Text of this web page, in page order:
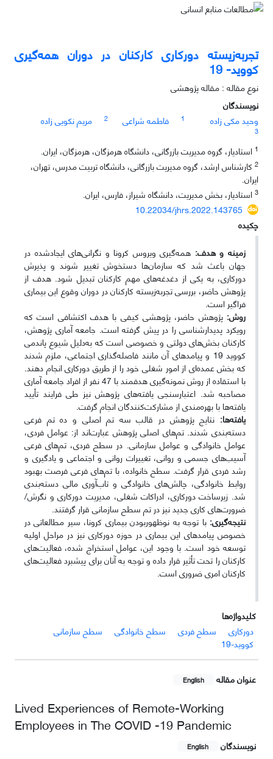
تجربه‌زیسته دورکاری کارکنان در دوران ‌همه‌گیری
کووید- 19
نوع مقاله : مقاله پژوهشی
نویسندگان
وحید مکی زاده
1 فاطمه شراعی 2 مریم نکویی زاده
3
1 استادیار، گروه مدیریت بازرگانی، دانشگاه هرمزگان، هرمزگان، ایران.
2 کارشناس ارشد، گروه مدیریت بازرگانی، دانشگاه تربیت مدرس، تهران،
ایران.
3 استادیار، بخش مدیریت، دانشگاه شیراز، فارس، ایران.
10.22034/jhrs.2022.143765
چکیده
زمینه و هدف: همه‌گیری ویروس کرونا و نگرانی‌های ایجادشده در
جهان باعث شد که سازمان‌ها دستخوش تغییر شوند و پذیرش
دورکاری، به یکی از دغدغه‌های مهم کارکنان تبدیل شود. هدف از
پژوهش حاضر، بررسی تجربه‌زیسته کارکنان در دوران وقوع این بیماری
فراگیر است.
روش:پژوهش حاضر، پژوهشی کیفی با هدف اکتشافی است که
رویکرد پدیدارشناسی را در پیش گرفته است. جامعه آماری پژوهش،
کارکنان بخش‌های دولتی و خصوصی است که به‌دلیل شیوع پاندمی
کووید 19 و پیامدهای آن مانند فاصله‌گذاری اجتماعی، ملزم شدند
که بخش عمده‌ای از امور شغلی خود را از طریق دورکاری انجام دهند.
با استفاده از روش نمونه‌گیری هدفمند با 47 نفر از افراد جامعه آماری
مصاحبه شد. اعتبارسنجی یافته‌های پژوهش نیز طی فرایند تأیید
یافته‌ها با بهره‌مندی از مشارکت‌کنندگان انجام گرفت.
یافته‌ها: نتایج پژوهش در قالب سه تم اصلی و ده تم فرعی
دسته‌بندی شدند. تم‌های اصلی پژوهش عبارت‌اند از: عوامل فردی،
عوامل خانوادگی و عوامل سازمانی. در سطح فردی، تم‌های فرعی
آسیب‌های جسمی و روانی، تغییرات روانی و اجتماعی و یادگیری و
رشد فردی قرار گرفت. سطح خانواده، با تم‌های فرعی فرصت بهبود
روابط خانوادگی، چالش‌های خانوادگی و تاب‌آوری مالی دسته‌بندی
شد. زیرساخت دورکاری، ادراکات شغلی، مدیریت دورکاری و نگرش/
ضرورت‌های کاری جدید نیز در تم سطح سازمانی قرار گرفتند.
نتیجه‌گیری:با توجه به نوظهوربودن بیماری کرونا، سیر مطالعاتی در
خصوص پیامدهای این بیماری در حوزه دورکاری نیز در مراحل اولیه
توسعه خود است. با وجود این، عوامل استخراج شده، فعالیت‌های
کارکنان را تحت تأثیر قرار داده و توجه به آنان برای پیشبرد فعالیت‌های
کارکنان امری ضروری است.
کلیدواژه‌ها
دورکاری
سطح فردی سطح خانوادگی
سطح سازمانی
کووید-19
عنوان مقاله English
Lived Experiences of Remote-Working
Employees in The COVID -19 Pandemic
نویسندگان English